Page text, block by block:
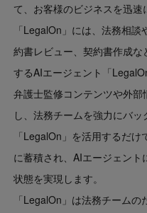
て、お客様のビジネスを迅速
「LegalOn」には、法務相
約書レビュー、契約書作成
するAIエージェント「
弁護士監修コンテンツや外
し、法務チームを強力にバッ
「LegalOn」を活用するだ
に蓄積され、AIエージェン
状態を実現します。
「LegalOn」は法務チーム